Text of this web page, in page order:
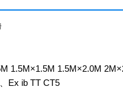
1.5M×1.5M 1.5M×2.0M
Ex ib TT CT5